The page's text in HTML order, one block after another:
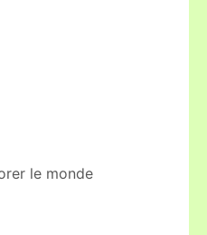
le monde